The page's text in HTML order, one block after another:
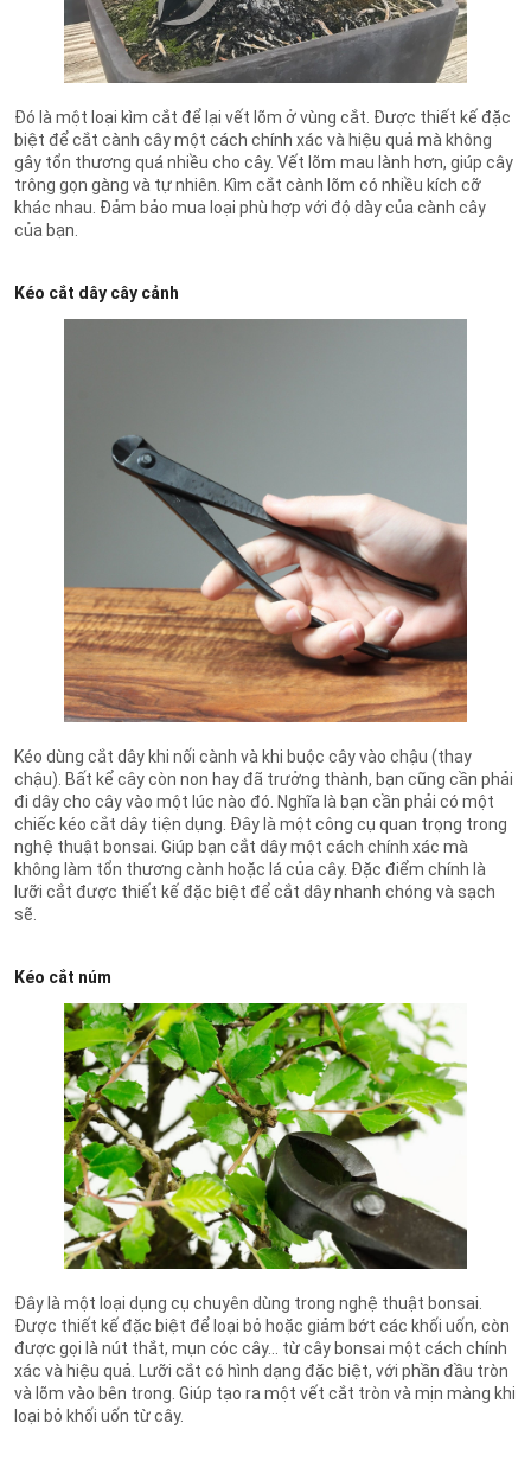
Đó là một loại kìm cắt để lại vết lõm ở vùng cắt. Được thiết kế đặc
biệt để cắt cành cây một cách chính xác và hiệu quả mà không
gây tổn thương quá nhiều cho cây. Vết lõm mau lành hơn, giúp cây
trông gọn gàng và tự nhiên. Kìm cắt cành lõm có nhiều kích cỡ
khác nhau. Đảm bảo mua loại phù hợp với độ dày của cành cây
của bạn.
Kéo cắt dây cây cảnh
Kéo dùng cắt dây khi nối cành và khi buộc cây vào chậu (thay
chậu). Bất kể cây còn non hay đã trưởng thành, bạn cũng cần phải
đi dây cho cây vào một lúc nào đó. Nghĩa là bạn cần phải có một
chiếc kéo cắt dây tiện dụng. Đây là một công cụ quan trọng trong
nghệ thuật bonsai. Giúp bạn cắt dây một cách chính xác mà
không làm tổn thương cành hoặc lá của cây. Đặc điểm chính là
lưỡi cắt được thiết kế đặc biệt để cắt dây nhanh chóng và sạch
sẽ.
Kéo cắt núm
Đây là một loại dụng cụ chuyên dùng trong nghệ thuật bonsai.
Được thiết kế đặc biệt để loại bỏ hoặc giảm bớt các khối uốn, còn
được gọi là nút thắt, mụn cóc cây… từ cây bonsai một cách chính
xác và hiệu quả. Lưỡi cắt có hình dạng đặc biệt, với phần đầu tròn
và lõm vào bên trong. Giúp tạo ra một vết cắt tròn và mịn màng khi
loại bỏ khối uốn từ cây.